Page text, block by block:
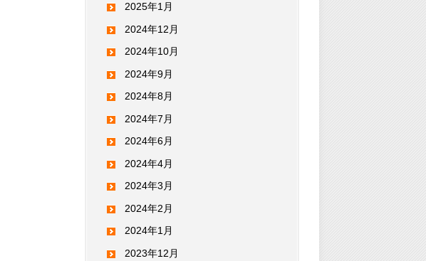
2025年1月
2024年12月
2024年10月
2024年9月
2024年8月
2024年7月
2024年6月
2024年4月
2024年3月
2024年2月
2024年1月
2023年12月